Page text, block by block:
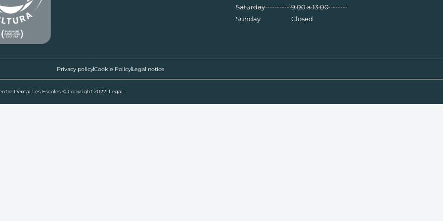
Saturday
Sunday
9:00 a 13:00
Closed
Privacy policyCookie PolicyLegal notice
Dental Les Escoles © Copyright 2022. Legal .